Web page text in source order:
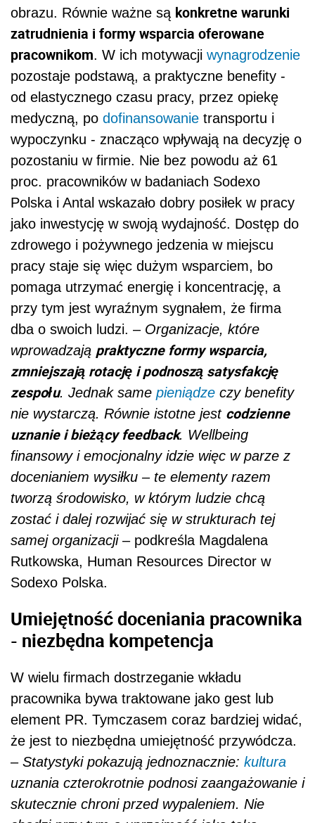
obrazu. Równie ważne są konkretne warunki
zatrudnienia i formy wsparcia oferowane
pracownikom. W ich motywacji wynagrodzenie
pozostaje podstawą, a praktyczne benefity -
od elastycznego czasu pracy, przez opiekę
medyczną, po dofinansowanie transportu i
wypoczynku - znacząco wpływają na decyzję o
pozostaniu w firmie. Nie bez powodu aż 61
proc. pracowników w badaniach Sodexo
Polska i Antal wskazało dobry posiłek w pracy
jako inwestycję w swoją wydajność. Dostęp do
zdrowego i pożywnego jedzenia w miejscu
pracy staje się więc dużym wsparciem, bo
pomaga utrzymać energię i koncentrację, a
przy tym jest wyraźnym sygnałem, że firma
dba o swoich ludzi. – Organizacje, które
wprowadzają praktyczne formy wsparcia,
zmniejszają rotację i podnoszą satysfakcję
zespołu. Jednak same pieniądze czy benefity
nie wystarczą. Równie istotne jest codzienne
uznanie i bieżący feedback. Wellbeing
finansowy i emocjonalny idzie więc w parze z
docenianiem wysiłku – te elementy razem
tworzą środowisko, w którym ludzie chcą
zostać i dalej rozwijać się w strukturach tej
samej organizacji – podkreśla Magdalena
Rutkowska, Human Resources Director w
Sodexo Polska.
Umiejętność doceniania pracownika
- niezbędna kompetencja
W wielu firmach dostrzeganie wkładu
pracownika bywa traktowane jako gest lub
element PR. Tymczasem coraz bardziej widać,
że jest to niezbędna umiejętność przywódcza.
– Statystyki pokazują jednoznacznie: kultura
uznania czterokrotnie podnosi zaangażowanie i
skutecznie chroni przed wypaleniem. Nie